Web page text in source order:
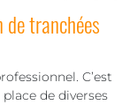
tranchées
C’est
de diverses